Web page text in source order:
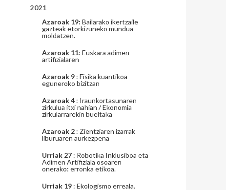
2021
Azaroak 19: Bailarako ikertzaile
gazteak etorkizuneko mundua
moldatzen.
Azaroak 11: Euskara adimen
artifizialaren
Azaroak 9 : Fisika kuantikoa
eguneroko bizitzan
Azaroak 4 : Iraunkortasunaren
zirkulua itxi nahian / Ekonomia
zirkularrarekin bueltaka
Azaroak 2 : Zientziaren izarrak
liburuaren aurkezpena
Urriak 27 : Robotika Inklusiboa eta
Adimen Artifiziala osoaren
onerako: erronka etikoa.
Urriak 19 : Ekologismo erreala.